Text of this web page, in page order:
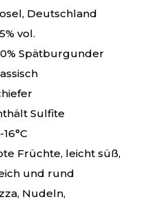
Deutschland
vol.
Spätburgunder
Sulfite
16°C
Früchte, leicht süß,
und rund
Nudeln,